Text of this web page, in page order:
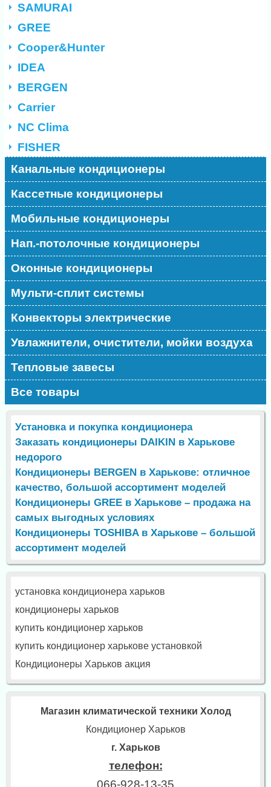
SAMURAI
GREE
Cooper&Hunter
IDEA
BERGEN
Carrier
NC Clima
FISHER
Канальные кондиционеры
Кассетные кондиционеры
Мобильные кондиционеры
Нап.-потолочные кондиционеры
Оконные кондиционеры
Мульти-сплит системы
Конвекторы электрические
Увлажнители, очистители, мойки воздуха
Тепловые завесы
Все товары
Установка и покупка кондиционера
Заказать кондиционеры DAIKIN в Харькове
недорого
Кондиционеры BERGEN в Харькове: отличное
качество, большой ассортимент моделей
Кондиционеры GREE в Харькове – продажа на
самых выгодных условиях
Кондиционеры TOSHIBA в Харькове – большой
ассортимент моделей
установка кондиционера харьков
кондиционеры харьков
купить кондиционер харьков
купить кондиционер харькове установкой
Кондиционеры Харьков акция
Магазин климатической техники Холод
Кондиционер Харьков
г. Харьков
телефон:
066-928-13-35